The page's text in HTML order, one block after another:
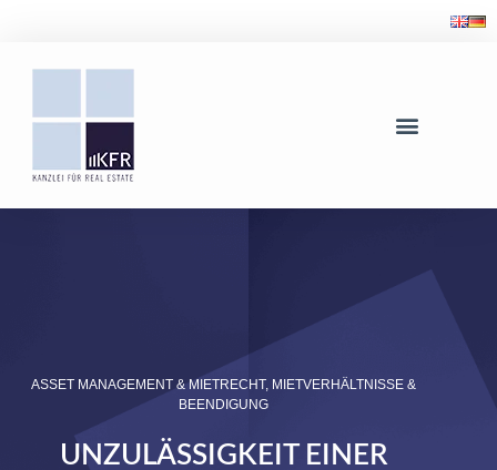
ASSET MANAGEMENT & MIETRECHT, MIETVERHÄLTNISSE &
BEENDIGUNG
UNZULÄSSIGKEIT EINER